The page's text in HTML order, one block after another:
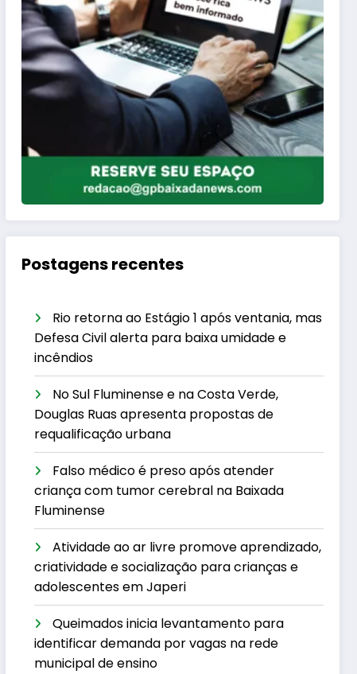
Postagens recentes
Rio retorna ao Estágio 1 após ventania, mas
Defesa Civil alerta para baixa umidade e
incêndios
No Sul Fluminense e na Costa Verde,
Douglas Ruas apresenta propostas de
requalificação urbana
Falso médico é preso após atender
criança com tumor cerebral na Baixada
Fluminense
Atividade ao ar livre promove aprendizado,
criatividade e socialização para crianças e
adolescentes em Japeri
Queimados inicia levantamento para
identificar demanda por vagas na rede
municipal de ensino